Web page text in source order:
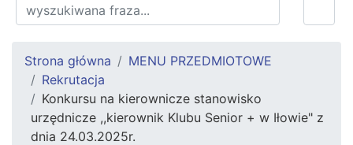
Strona główna
MENU PRZEDMIOTOWE
Rekrutacja
Konkursu na kierownicze stanowisko
urzędnicze ,,kierownik Klubu Senior + w Iłowie" z
dnia 24.03.2025r.